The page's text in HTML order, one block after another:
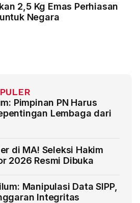
2,5 Kg Emas Perhiasan
Negara
Pimpinan PN Harus
Lembaga dari
di MA! Seleksi Hakim
2026 Resmi Dibuka
Manipulasi Data SIPP,
Integritas